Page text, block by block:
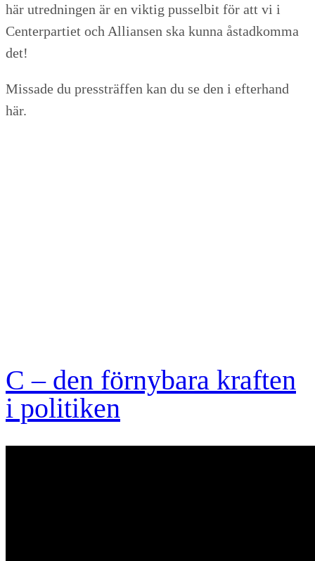
här utredningen är en viktig pusselbit för att vi i
Centerpartiet och Alliansen ska kunna åstadkomma
det!
Missade du pressträffen kan du se den i efterhand
här.
C – den förnybara kraften
i politiken